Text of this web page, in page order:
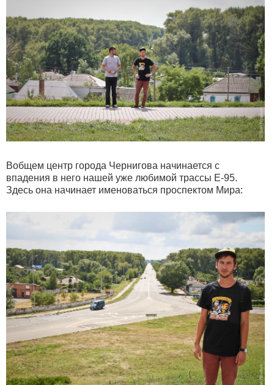
Вобщем центр города Чернигова начинается с
впадения в него нашей уже любимой трассы Е-95.
Здесь она начинает именоваться проспектом Мира: